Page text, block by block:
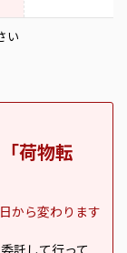
い
荷物転
から変わります